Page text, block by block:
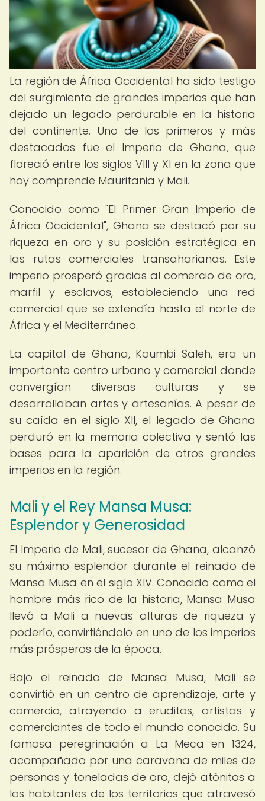
La región de África Occidental ha sido testigo
del surgimiento de grandes imperios que han
dejado un legado perdurable en la historia
del continente. Uno de los primeros y más
destacados fue el Imperio de Ghana, que
floreció entre los siglos VIII y XI en la zona que
hoy comprende Mauritania y Mali.
Conocido como "El Primer Gran Imperio de
África Occidental", Ghana se destacó por su
riqueza en oro y su posición estratégica en
las rutas comerciales transaharianas. Este
imperio prosperó gracias al comercio de oro,
marfil y esclavos, estableciendo una red
comercial que se extendía hasta el norte de
África y el Mediterráneo.
La capital de Ghana, Koumbi Saleh, era un
importante centro urbano y comercial donde
convergían diversas culturas y se
desarrollaban artes y artesanías. A pesar de
su caída en el siglo XII, el legado de Ghana
perduró en la memoria colectiva y sentó las
bases para la aparición de otros grandes
imperios en la región.
Mali y el Rey Mansa Musa:
Esplendor y Generosidad
El Imperio de Mali, sucesor de Ghana, alcanzó
su máximo esplendor durante el reinado de
Mansa Musa en el siglo XIV. Conocido como el
hombre más rico de la historia, Mansa Musa
llevó a Mali a nuevas alturas de riqueza y
poderío, convirtiéndolo en uno de los imperios
más prósperos de la época.
Bajo el reinado de Mansa Musa, Mali se
convirtió en un centro de aprendizaje, arte y
comercio, atrayendo a eruditos, artistas y
comerciantes de todo el mundo conocido. Su
famosa peregrinación a La Meca en 1324,
acompañado por una caravana de miles de
personas y toneladas de oro, dejó atónitos a
los habitantes de los territorios que atravesó